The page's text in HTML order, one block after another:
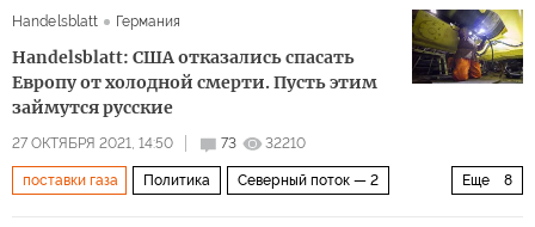
изоляция СПГ ошибки
альтернативные источники энергии
Handelsblatt Германия
Handelsblatt: США отказались спасать
Европу от холодной смерти. Пусть этим
займутся русские
27 ОКТЯБРЯ 2021, 14:50 73 32210
Еще 8
поставки газа Политика Северный поток — 2